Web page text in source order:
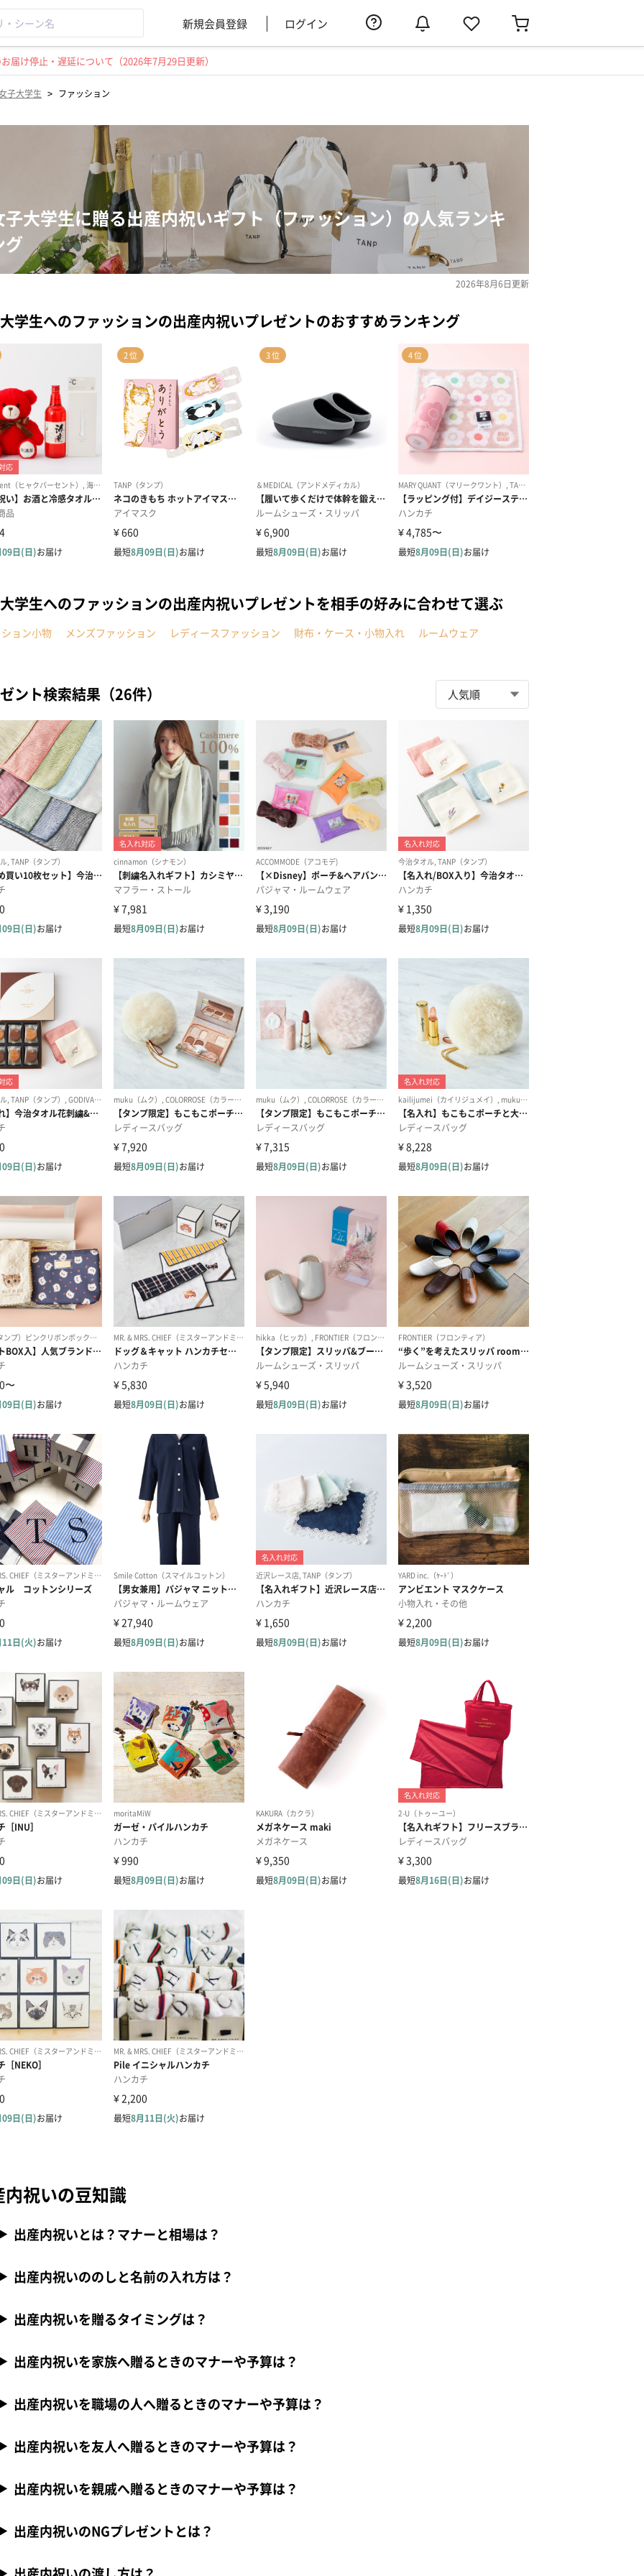
新規会員登録 ログイン
け停止・遅延について（2026年7月29日更新）
子大学生 > ファッション
子大学生に贈る出産内祝いギフト（ファッション）の人気ランキ
グ
2026年8月6日更新
学生へのファッションの出産内祝いプレゼントのおすすめランキング
学生へのファッションの出産内祝いプレゼントを相手の好みに合わせて選ぶ
ョン小物 メンズファッション レディースファッション 財布・ケース・小物入れ ルームウェア
ント検索結果（26件）
内祝いの豆知識
出産内祝いとは？マナーと相場は？
出産内祝いののしと名前の入れ方は？
出産内祝いを贈るタイミングは？
出産内祝いを家族へ贈るときのマナーや予算は？
出産内祝いを職場の人へ贈るときのマナーや予算は？
出産内祝いを友人へ贈るときのマナーや予算は？
出産内祝いを親戚へ贈るときのマナーや予算は？
出産内祝いのNGプレゼントとは？